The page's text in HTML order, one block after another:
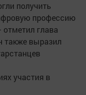
получить
профессию
глава
также выразил
участия в